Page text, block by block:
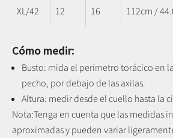
XL/42 12 16 112cm /
Cómo medir:
Busto: mida el perímetro torácico en
pecho, por debajo de las axilas.
Altura: medir desde el cuello hasta la
Nota:Tenga en cuenta que las medidas
aproximadas y pueden variar